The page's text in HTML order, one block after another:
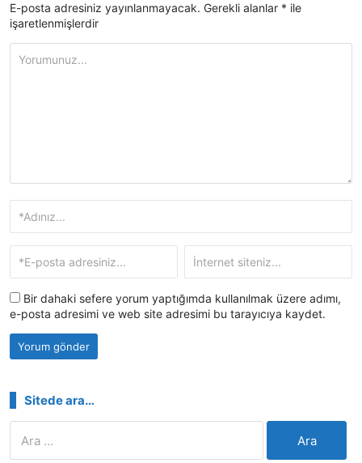
E-posta adresiniz yayınlanmayacak. Gerekli alanlar * ile
işaretlenmişlerdir
Bir dahaki sefere yorum yaptığımda kullanılmak üzere adımı,
e-posta adresimi ve web site adresimi bu tarayıcıya kaydet.
Sitede ara…